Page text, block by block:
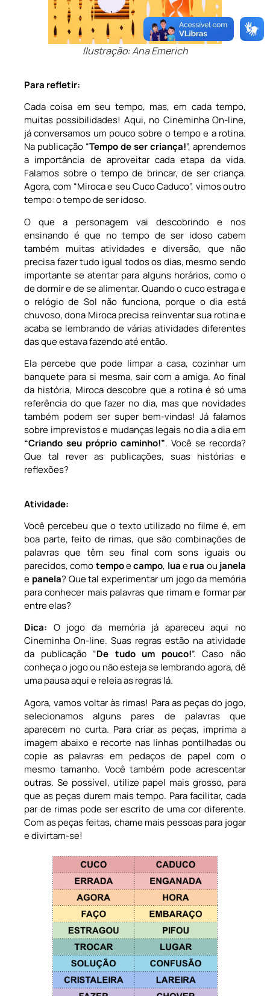
Ilustração: Ana Emerich
Para refletir:
Cada coisa em seu tempo, mas, em cada tempo,
muitas possibilidades! Aqui, no Cineminha On-line,
já conversamos um pouco sobre o tempo e a rotina.
Na publicação “Tempo de ser criança!”, aprendemos
a importância de aproveitar cada etapa da vida.
Falamos sobre o tempo de brincar, de ser criança.
Agora, com “Miroca e seu Cuco Caduco”, vimos outro
tempo: o tempo de ser idoso.
O que a personagem vai descobrindo e nos
ensinando é que no tempo de ser idoso cabem
também muitas atividades e diversão, que não
precisa fazer tudo igual todos os dias, mesmo sendo
importante se atentar para alguns horários, como o
de dormir e de se alimentar. Quando o cuco estraga e
o relógio de Sol não funciona, porque o dia está
chuvoso, dona Miroca precisa reinventar sua rotina e
acaba se lembrando de várias atividades diferentes
das que estava fazendo até então.
Ela percebe que pode limpar a casa, cozinhar um
banquete para si mesma, sair com a amiga. Ao final
da história, Miroca descobre que a rotina é só uma
referência do que fazer no dia, mas que novidades
também podem ser super bem-vindas! Já falamos
sobre imprevistos e mudanças legais no dia a dia em
“Criando seu próprio caminho!”. Você se recorda?
Que tal rever as publicações, suas histórias e
reflexões?
Atividade:
Você percebeu que o texto utilizado no filme é, em
boa parte, feito de rimas, que são combinações de
palavras que têm seu final com sons iguais ou
parecidos, comotempoecampo, luaerua ou janela
e panela? Que tal experimentar um jogo da memória
para conhecer mais palavras que rimam e formar par
entre elas?
Dica: O jogo da memória já apareceu aqui no
Cineminha On-line. Suas regras estão na atividade
da publicação “De tudo um pouco!”. Caso não
conheça o jogo ou não esteja se lembrando agora, dê
uma pausa aqui e releia as regras lá.
Agora, vamos voltar às rimas! Para as peças do jogo,
selecionamos alguns pares de palavras que
aparecem no curta. Para criar as peças, imprima a
imagem abaixo e recorte nas linhas pontilhadas ou
copie as palavras em pedaços de papel com o
mesmo tamanho. Você também pode acrescentar
outras. Se possível, utilize papel mais grosso, para
que as peças durem mais tempo. Para facilitar, cada
par de rimas pode ser escrito de uma cor diferente.
Com as peças feitas, chame mais pessoas para jogar
e divirtam-se!